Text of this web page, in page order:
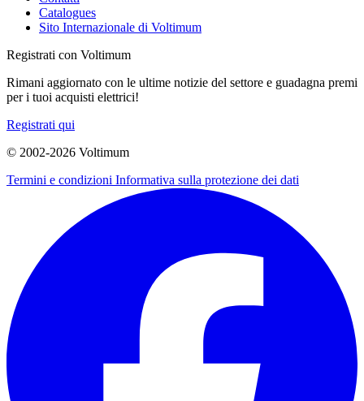
Catalogues
Sito Internazionale di Voltimum
Registrati con Voltimum
Rimani aggiornato con le ultime notizie del settore e guadagna premi
per i tuoi acquisti elettrici!
Registrati qui
© 2002-2026 Voltimum
Termini e condizioni Informativa sulla protezione dei dati